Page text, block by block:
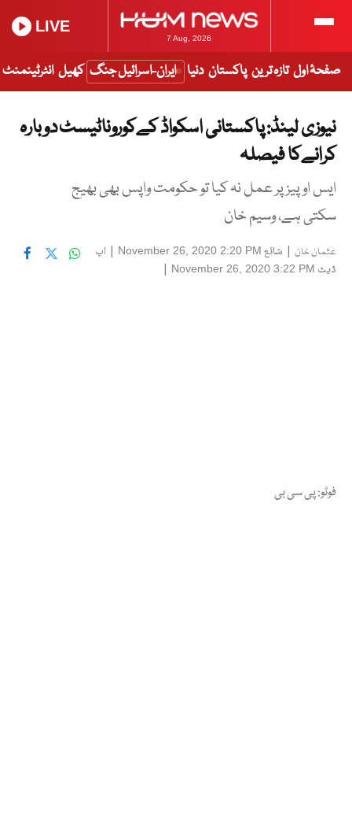
7 Aug, 2026
LIVE
صفحۂ اول تازہ ترین پاکستان دنیا ایران-اسرائیل جنگ کھیل انٹرٹینمنٹ
نیوزی لینڈ: پاکستانی اسکواڈ کےکوروناٹیسٹ دوبارہ
کرانےکا فیصلہ
ایس او پیز پر عمل نہ کیا تو حکومت واپس بھی بھیج
سکتی ہے، وسیم خان
عثمان خان | شائع November 26, 2020 2:20 PM
| اپ
ڈیٹ November 26, 2020 3:22 PM
|
فوٹو: پی سی بی